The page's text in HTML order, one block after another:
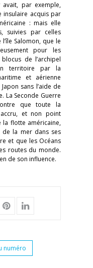
avait, par exemple,
insulaire acquis par
: mais elle
suivies par celles
Salomon, que le
pour les
de l’archipel
territoire par la
et aérienne
sans l’aide de
La Seconde Guerre
que toute la
et non point
la flotte américaine,
de la mer dans ses
et que les Océans
routes du monde.
de son influence.
numéro